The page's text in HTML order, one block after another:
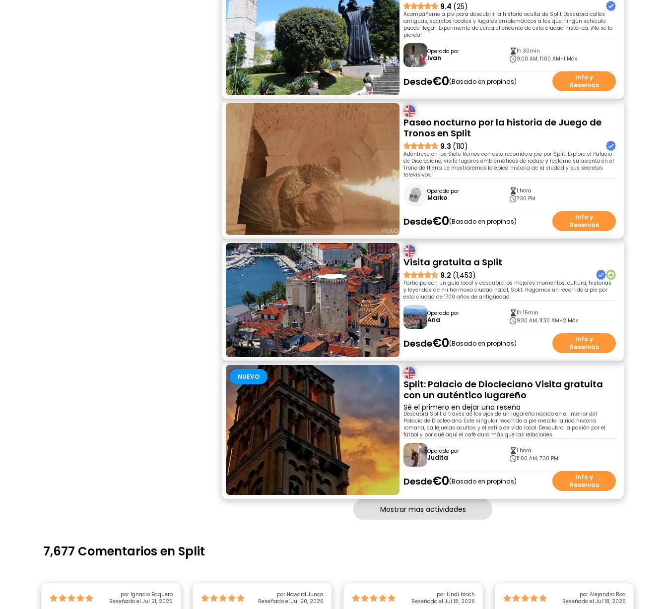
9.4 (25)
Acompáñeme a pie para descubrir la historia oculta de Split Descubra calles
antiguas, secretos locales y lugares emblemáticos a los que ningún vehículo
puede llegar. Experimente de cerca el encanto de esta ciudad histórica. ¡No se lo
pierda!
Operado por
Ivan
1h 30min
9:00 AM, 11:00 AM+1 Más
Desde€0 Basado en propinas
Info y
Reservas
Paseo nocturno por la historia de Juego de
Tronos en Split
9.3 (110)
Adéntrese en los Siete Reinos con este recorrido a pie por Split. Explore el Palacio
de Diocleciano, visite lugares emblemáticos de rodaje y reclame su asiento en el
Trono de Hierro. Le mostraremos la épica historia de la ciudad y sus secretos
televisivos.
Operado por
Marko
1 hora
7:30 PM
Desde€0 Basado en propinas
Info y
Reservas
Visita gratuita a Split
9.2 (1,453)
Participa con un guía local y descubre los mejores momentos, cultura, historias
y leyendas de mi hermosa ciudad natal, Split. Hagamos un recorrido a pie por
esta ciudad de 1700 años de antigüedad.
Operado por
Ana
1h 15min
9:30 AM, 11:30 AM+2 Más
Desde€0 Basado en propinas
Info y
Reservas
NUEVO
Split: Palacio de Diocleciano Visita gratuita
con un auténtico lugareño
Sé el primero en dejar una reseña
Descubra Split a través de los ojos de un lugareño nacido en el interior del
Palacio de Diocleciano. Este singular recorrido a pie mezcla la rica historia
romana, callejuelas ocultas y el estilo de vida local. Descubra la pasión por el
fútbol y por qué aquí el café dura más que las relaciones.
Operado por
Judita
1 hora
11:00 AM, 7:30 PM
Desde€0 Basado en propinas
Info y
Reservas
Mostrar mas actividades
7,677 Comentarios en Split
por Ignacio Baquero
Reseñado el Jul 21, 2026
por Howard Junca
Reseñado el Jul 20, 2026
por Lindi bloch
Reseñado el Jul 18, 2026
por Alejandro Roa
Reseñado el Jul 18, 2026